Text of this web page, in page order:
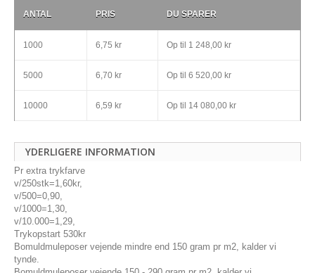
ANTAL PRIS DU SPARER
1000 6,75 kr Op til 1 248,00 kr
5000 6,70 kr Op til 6 520,00 kr
10000 6,59 kr Op til 14 080,00 kr
YDERLIGERE INFORMATION
Pr extra trykfarve
v/250stk=1,60kr,
v/500=0,90,
v/1000=1,30,
v/10.000=1,29,
Trykopstart 530kr
Bomuldmuleposer vejende mindre end 150 gram pr m2, kalder vi
tynde.